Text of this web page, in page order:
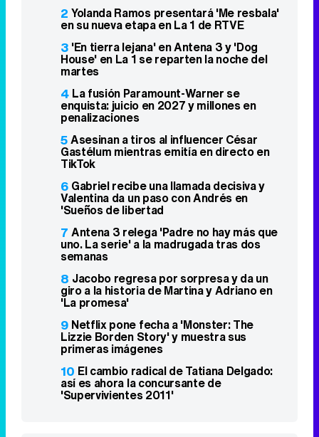
2 Yolanda Ramos presentará 'Me resbala'
en su nueva etapa en La 1 de RTVE
3 'En tierra lejana' en Antena 3 y 'Dog
House' en La 1 se reparten la noche del
martes
4 La fusión Paramount-Warner se
enquista: juicio en 2027 y millones en
penalizaciones
5Asesinan a tiros al influencer César
Gastélum mientras emitía en directo en
TikTok
6 Gabriel recibe una llamada decisiva y
Valentina da un paso con Andrés en
'Sueños de libertad
7 Antena 3 relega 'Padre no hay más que
uno. La serie' a la madrugada tras dos
semanas
8 Jacobo regresa por sorpresa y da un
giro a la historia de Martina y Adriano en
'La promesa'
9 Netflix pone fecha a 'Monster: The
Lizzie Borden Story' y muestra sus
primeras imágenes
10 El cambio radical de Tatiana Delgado:
así es ahora la concursante de
'Supervivientes 2011'